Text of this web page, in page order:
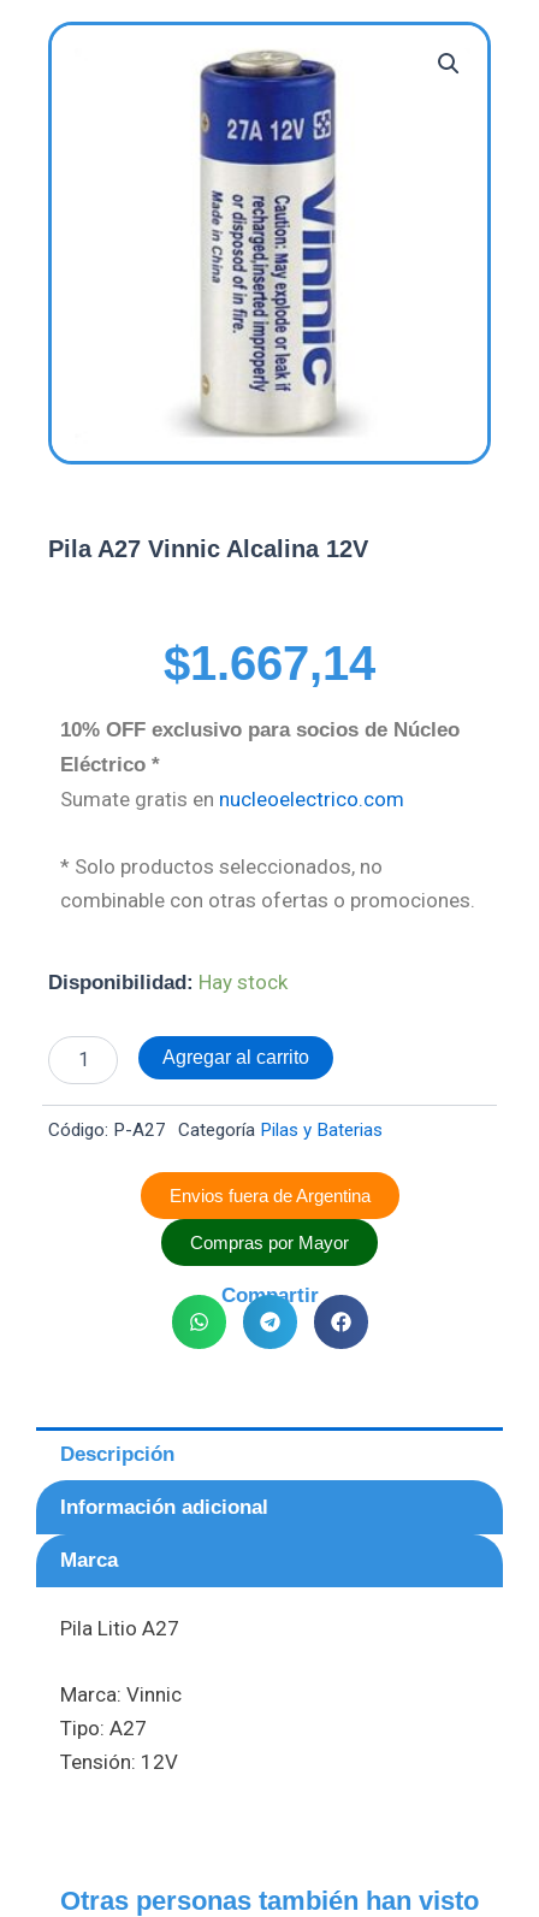
Pila A27 Vinnic Alcalina 12V
$1.667,14
10% OFF exclusivo para socios de Núcleo
Eléctrico *
Sumate gratis en nucleoelectrico.com
* Solo productos seleccionados, no
combinable con otras ofertas o promociones.
Disponibilidad: Hay stock
Pila
Alcalina
12V
Agregar al carrito
Código: P-A27 Categoría Pilas y Baterias
Envios fuera de Argentina
Compras por Mayor
Compartir
Descripción
Información adicional
Marca
Pila Litio A27
Marca: Vinnic
Tipo: A27
Tensión: 12V
Otras personas también han visto